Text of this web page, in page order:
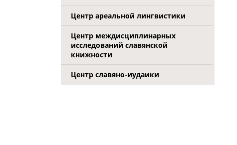
Центр ареальной лингвистики
Центр междисциплинарных
исследований славянской
книжности
Центр славяно-иудаики